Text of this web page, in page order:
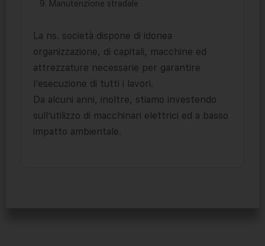
Manutenzione stradale
La ns. società dispone di idonea
organizzazione, di capitali, macchine ed
attrezzature necessarie per garantire
l’esecuzione di tutti i lavori.
Da alcuni anni, inoltre, stiamo investendo
sull’utilizzo di macchinari elettrici ed a basso
impatto ambientale.